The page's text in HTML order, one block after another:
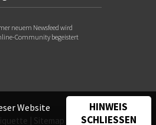
neuem Newsfeed wird
Community begeistert
| Sitemap Kontakt
Website
HINWEIS
SCHLIESSEN